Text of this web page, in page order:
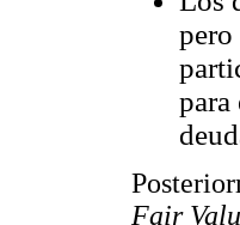
pero
Fair